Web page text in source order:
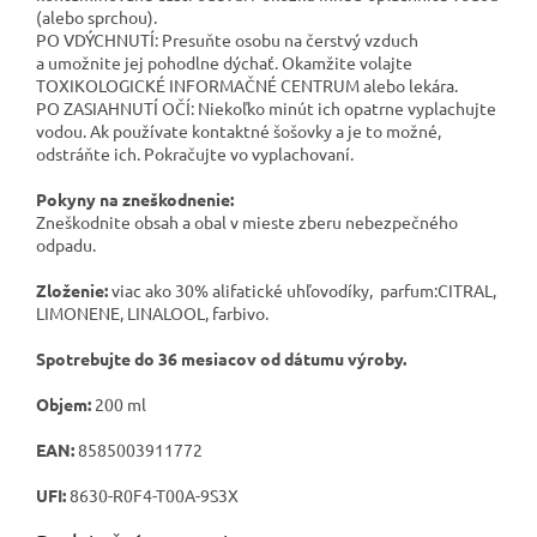
(alebo sprchou).
PO VDÝCHNUTÍ: Presuňte osobu na čerstvý vzduch
a umožnite jej pohodlne dýchať. Okamžite volajte
TOXIKOLOGICKÉ INFORMAČNÉ CENTRUM alebo lekára.
PO ZASIAHNUTÍ OČÍ: Niekoľko minút ich opatrne vyplachujte
vodou. Ak používate kontaktné šošovky a je to možné,
odstráňte ich. Pokračujte vo vyplachovaní.
Pokyny na zneškodnenie:
Zneškodnite obsah a obal v mieste zberu nebezpečného
odpadu.
Zloženie:viac ako 30% alifatické uhľovodíky, parfum:CITRAL,
LIMONENE, LINALOOL, farbivo.
Spotrebujte do 36 mesiacov od dátumu výroby.
Objem: 200 ml
EAN:8585003911772
UFI:8630-R0F4-T00A-9S3X